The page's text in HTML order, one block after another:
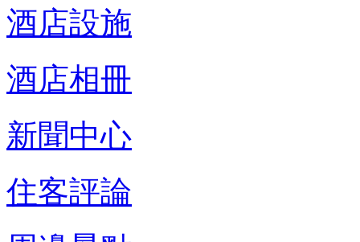
酒店設施
酒店相冊
新聞中心
住客評論